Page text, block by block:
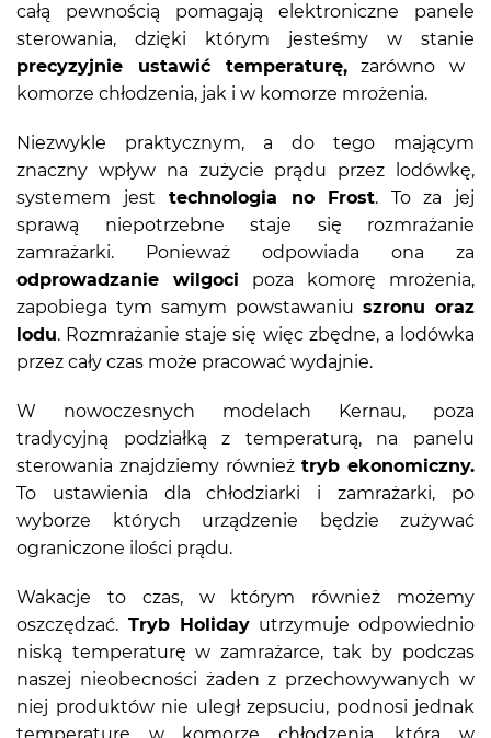
całą pewnością pomagają elektroniczne panele
sterowania, dzięki którym jesteśmy w stanie
precyzyjnie ustawić temperaturę,zarówno w
komorze chłodzenia, jak i w komorze mrożenia.
Niezwykle praktycznym, a do tego mającym
znaczny wpływ na zużycie prądu przez lodówkę,
systemem jest technologia no Frost. To za jej
sprawą niepotrzebne staje się rozmrażanie
zamrażarki. Ponieważ odpowiada ona za
odprowadzanie wilgoci poza komorę mrożenia,
zapobiega tym samym powstawaniu szronu oraz
lodu. Rozmrażanie staje się więc zbędne, a lodówka
przez cały czas może pracować wydajnie.
W nowoczesnych modelach Kernau, poza
tradycyjną podziałką z temperaturą, na panelu
sterowania znajdziemy również tryb ekonomiczny.
To ustawienia dla chłodziarki i zamrażarki, po
wyborze których urządzenie będzie zużywać
ograniczone ilości prądu.
Wakacje to czas, w którym również możemy
oszczędzać. Tryb Holiday utrzymuje odpowiednio
niską temperaturę w zamrażarce, tak by podczas
naszej nieobecności żaden z przechowywanych w
niej produktów nie uległ zepsuciu, podnosi jednak